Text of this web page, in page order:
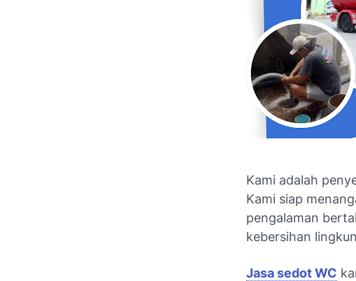
Kami adalah
Kami siap
pengalaman
kebersihan
Jasa sedot WC